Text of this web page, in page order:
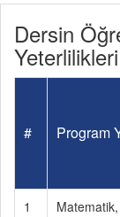
Dersin
# Program
1